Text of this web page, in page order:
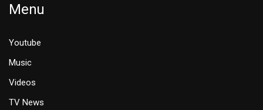
Menu
Youtube
Music
Videos
TV News